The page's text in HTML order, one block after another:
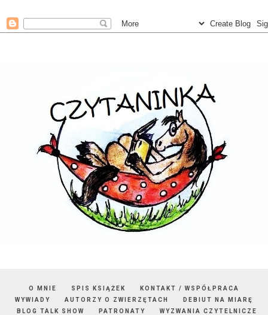
O MNIE SPIS KSIĄŻEK
KONTAKT / WSPÓŁPRACA
WYWIADY
AUTORZY O ZWIERZĘTACH
DEBIUT NA MIARĘ
BLOG TALK SHOW
PATRONATY
WYZWANIA CZYTELNICZE